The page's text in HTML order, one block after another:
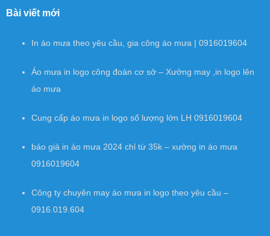
Bài viết mới
In áo mưa theo yêu cầu, gia công áo mưa | 0916019604
Áo mưa in logo công đoàn cơ sở – Xưởng may ,in logo lên
áo mưa
Cung cấp áo mưa in logo số lượng lớn LH 0916019604
báo giá in áo mưa 2024 chỉ từ 35k – xưởng in áo mưa
0916019604
Công ty chuyên may áo mưa in logo theo yêu cầu –
0916.019.604